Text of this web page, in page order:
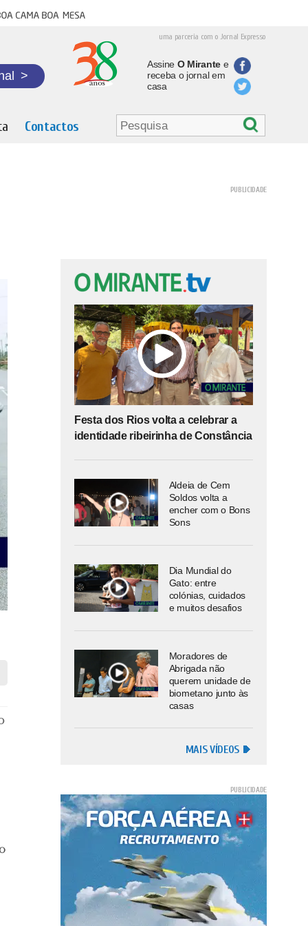
cama boa mesa
uma parceria com o Jornal Expresso
>
Assine O Mirantee
receba o jornal em
casa
Contactos
Festa dos Rios volta a celebrar a
identidade ribeirinha de Constância
Aldeia de Cem
Soldos volta a
encher com o Bons
Sons
Dia Mundial do
Gato: entre
colónias, cuidados
e muitos desafios
Moradores de
Abrigada não
querem unidade de
biometano junto às
casas
MAIS VÍDEOS